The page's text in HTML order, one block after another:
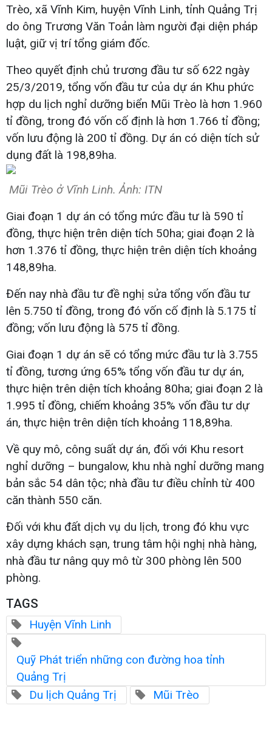
Trèo, xã Vĩnh Kim, huyện Vĩnh Linh, tỉnh Quảng Trị
do ông Trương Văn Toản làm người đại diện pháp
luật, giữ vị trí tổng giám đốc.
Theo quyết định chủ trương đầu tư số 622 ngày
25/3/2019, tổng vốn đầu tư của dự án Khu phức
hợp du lịch nghỉ dưỡng biển Mũi Trèo là hơn 1.960
tỉ đồng, trong đó vốn cố định là hơn 1.766 tỉ đồng;
vốn lưu động là 200 tỉ đồng. Dự án có diện tích sử
dụng đất là 198,89ha.
Mũi Trèo ở Vĩnh Linh. Ảnh: ITN
Giai đoạn 1 dự án có tổng mức đầu tư là 590 tỉ
đồng, thực hiện trên diện tích 50ha; giai đoạn 2 là
hơn 1.376 tỉ đồng, thực hiện trên diện tích khoảng
148,89ha.
Đến nay nhà đầu tư đề nghị sửa tổng vốn đầu tư
lên 5.750 tỉ đồng, trong đó vốn cố định là 5.175 tỉ
đồng; vốn lưu động là 575 tỉ đồng.
Giai đoạn 1 dự án sẽ có tổng mức đầu tư là 3.755
tỉ đồng, tương ứng 65% tổng vốn đầu tư dự án,
thực hiện trên diện tích khoảng 80ha; giai đoạn 2 là
1.995 tỉ đồng, chiếm khoảng 35% vốn đầu tư dự
án, thực hiện trên diện tích khoảng 118,89ha.
Về quy mô, công suất dự án, đối với Khu resort
nghỉ dưỡng – bungalow, khu nhà nghỉ dưỡng mang
bản sắc 54 dân tộc; nhà đầu tư điều chỉnh từ 400
căn thành 550 căn.
Đối với khu đất dịch vụ du lịch, trong đó khu vực
xây dựng khách sạn, trung tâm hội nghị nhà hàng,
nhà đầu tư nâng quy mô từ 300 phòng lên 500
phòng.
TAGS
Huyện Vĩnh Linh
Quỹ Phát triển những con đường hoa tỉnh
Quảng Trị
Du lịch Quảng Trị
Mũi Trèo